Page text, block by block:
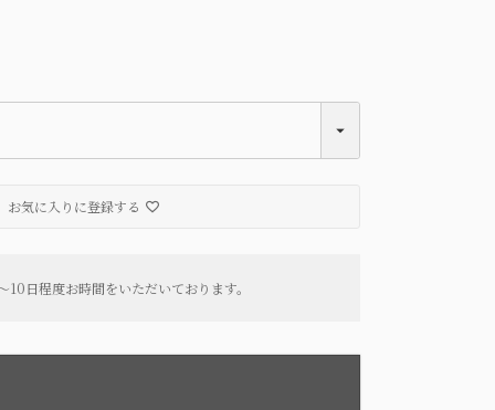
10日程度お時間をいただいております。
お気に入りに登録する